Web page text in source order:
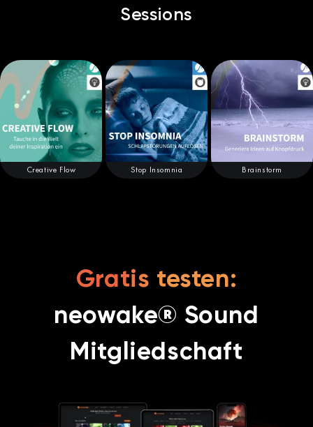
Sessions
Creative Flow Stop Insomnia Brainstorm
Gratis testen:
neowake® Sound
Mitgliedschaft